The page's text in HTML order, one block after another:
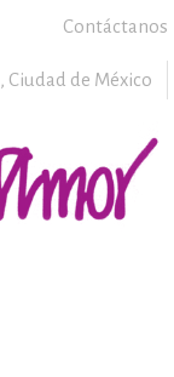
Contáctanos
Ciudad de México